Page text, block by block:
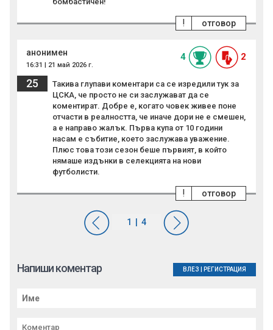
отговор
!
анонимен
16:31 | 21 май 2026 г.
4 2
25
Такива глупави коментари са се изредили тук за
ЦСКА, че просто не си заслужават да се
коментират. Добре е, когато човек живее поне
отчасти в реалността, че иначе дори не е смешен,
а е направо жалък. Първа купа от 10 години
насам е събитие, което заслужава уважение.
Плюс това този сезон беше първият, в който
нямаше издънки в селекцията на нови
футболисти.
отговор
!
Напиши коментар ВЛЕЗ РЕГИСТРАЦИЯ